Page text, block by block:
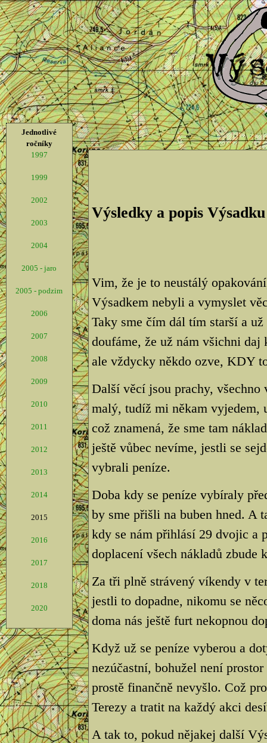
Jednotlivé
ročníky
1997
1999
2002
2003
2004
2005 - jaro
2005 - podzim
2006
2007
2008
2009
2010
2011
2012
2013
2014
2015
2016
2017
2018
2020
Výsledky a popis Výsadku
Vim, že je to neustálý
Výsadkem nebyli a vymyslet
Taky sme čím dál tím starší a
doufáme, že už nám všichni daj
ale vždycky někdo ozve, KDY
Další věcí jsou prachy,
malý, tudíž mi někam vyjedem,
což znamená, že sme tam
ještě vůbec nevíme, jestli se
vybrali peníze.
Doba kdy se peníze vybíraly
by sme přišli na buben hned. A
kdy se nám přihlásí 29 dvojic a
doplacení všech nákladů zbude
Za tři plně strávený víkendy v
jestli to dopadne, nikomu se
doma nás ještě furt nekopnou
Když už se peníze vyberou a
nezúčastní, bohužel není
prostě finančně nevyšlo. Což
Terezy a tratit na každý akci
A tak to, pokud nějakej další